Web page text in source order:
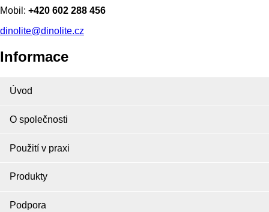
Mobil: +420 602 288 456
dinolite@dinolite.cz
Informace
Úvod
O společnosti
Použití v praxi
Produkty
Podpora